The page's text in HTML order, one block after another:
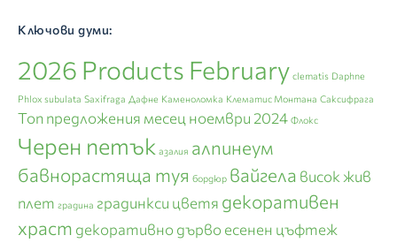
Ключови думи:
2026 Products February clematis Daphne
Phlox subulata Saxifraga Дафне Каменоломка Клематис Монтана Саксифрага
Топ предложения месец ноември 2024 Флокс
Черен петък азалия алпинеум
бавнорастяща туя бордюр вайгела висок жив
плет градина градинкси цветя декоративен
храст декоративно дърво есенен цъфтеж